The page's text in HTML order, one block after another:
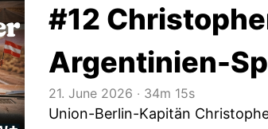
#12
Argentinien-
21. June 2026 ‧ 34m 15s
Union-Berlin-Kapitän